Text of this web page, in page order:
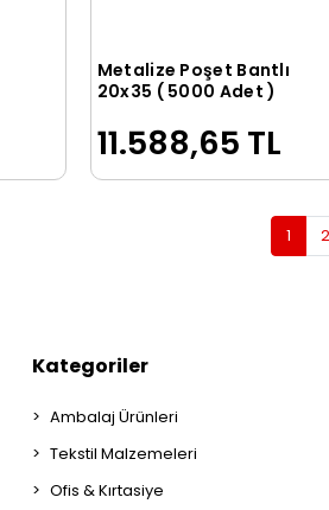
Sepete Ekle
Metalize Poşet Bantlı
20x35 ( 5000 Adet )
11.588,65 TL
1 2
Kategoriler
Ambalaj Ürünleri
Tekstil Malzemeleri
Ofis & Kırtasiye